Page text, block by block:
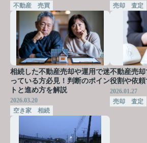
不動産 売買
売却 査定
相続した不動産売却や運用で迷
っている方必見！判断のポイン
トと進め方を解説
2026.03.20
空き家 相続
不動産売却
役割や依
2026.01.27
売却 査定